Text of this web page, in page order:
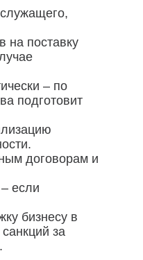
на поставку
– по
подготовит
договорам и
если
бизнесу в
за